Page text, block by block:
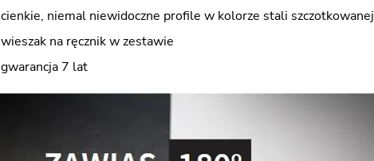
cienkie, niemal niewidoczne profile w kolorze stali szczotkowanej
wieszak na ręcznik w zestawie
gwarancja 7 lat